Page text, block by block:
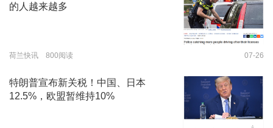
的人越来越多
荷兰快讯 800阅读 07-26
特朗普宣布新关税！中国、日本
12.5%，欧盟暂维持10%